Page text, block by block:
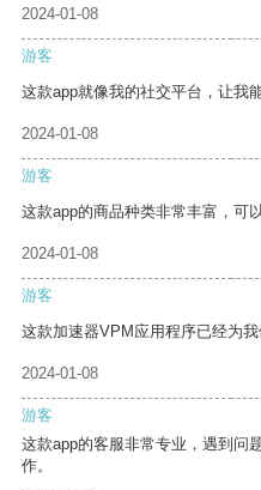
2024-01-08
游客
这款app就像我的社交平台，让我
2024-01-08
游客
这款app的商品种类非常丰富，可
2024-01-08
游客
这款加速器VPM应用程序已经为我
2024-01-08
游客
这款app的客服非常专业，遇到问
作。